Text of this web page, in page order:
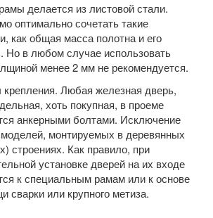
делается из листовой стали.
оптимально сочетать такие
как общая масса полотна и его
Но в любом случае использовать
менее 2 мм не рекомендуется.
Любая железная дверь,
хоть покупная, в проеме
анкерными болтами. Исключение
монтируемых в деревянных
строениях. Как правило, при
установке дверей на их входе
к специальным рамам или к основе
сварки или крупного метиза.